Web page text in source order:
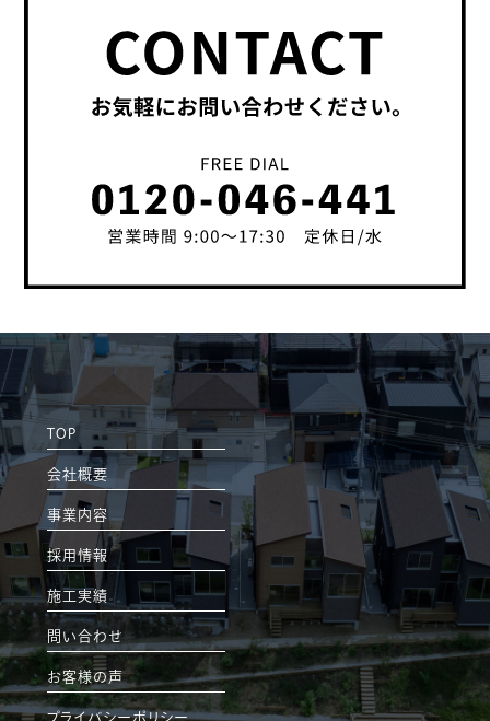
TOP
会社概要
事業内容
採用情報
施工実績
問い合わせ
お客様の声
プライバシーポリシー